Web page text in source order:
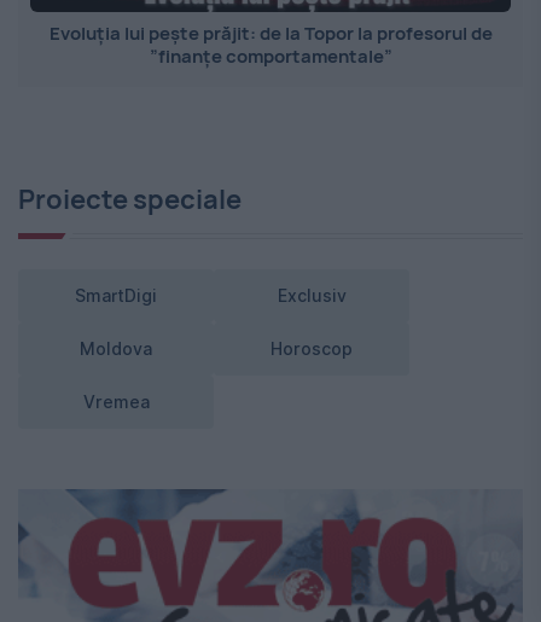
Evoluția lui pește prăjit: de la Topor la profesorul de
”finanțe comportamentale”
Proiecte speciale
SmartDigi Exclusiv
Moldova Horoscop
Vremea